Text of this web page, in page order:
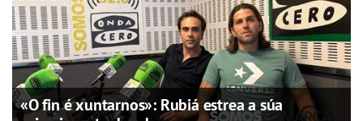
«O fin é xuntarnos»: Rubiá estrea a súa